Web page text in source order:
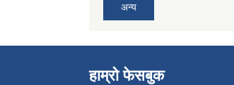
अन्य
हाम्रो फेसबुक